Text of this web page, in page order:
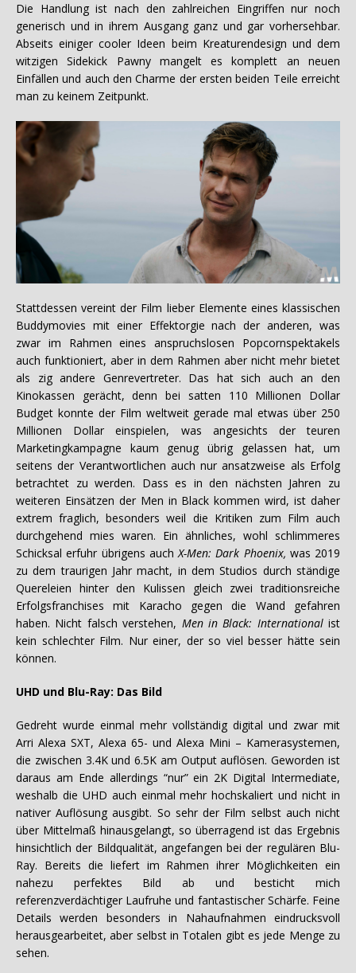
Die Handlung ist nach den zahlreichen Eingriffen nur noch
generisch und in ihrem Ausgang ganz und gar vorhersehbar.
Abseits einiger cooler Ideen beim Kreaturendesign und dem
witzigen Sidekick Pawny mangelt es komplett an neuen
Einfällen und auch den Charme der ersten beiden Teile erreicht
man zu keinem Zeitpunkt.
Stattdessen vereint der Film lieber Elemente eines klassischen
Buddymovies mit einer Effektorgie nach der anderen, was
zwar im Rahmen eines anspruchslosen Popcornspektakels
auch funktioniert, aber in dem Rahmen aber nicht mehr bietet
als zig andere Genrevertreter. Das hat sich auch an den
Kinokassen gerächt, denn bei satten 110 Millionen Dollar
Budget konnte der Film weltweit gerade mal etwas über 250
Millionen Dollar einspielen, was angesichts der teuren
Marketingkampagne kaum genug übrig gelassen hat, um
seitens der Verantwortlichen auch nur ansatzweise als Erfolg
betrachtet zu werden. Dass es in den nächsten Jahren zu
weiteren Einsätzen der Men in Black kommen wird, ist daher
extrem fraglich, besonders weil die Kritiken zum Film auch
durchgehend mies waren. Ein ähnliches, wohl schlimmeres
Schicksal erfuhr übrigens auchX-Men: Dark Phoenix, was 2019
zu dem traurigen Jahr macht, in dem Studios durch ständige
Quereleien hinter den Kulissen gleich zwei traditionsreiche
Erfolgsfranchises mit Karacho gegen die Wand gefahren
haben. Nicht falsch verstehen, Men in Black: Internationalist
kein schlechter Film. Nur einer, der so viel besser hätte sein
können.
UHD und Blu-Ray: Das Bild
Gedreht wurde einmal mehr vollständig digital und zwar mit
Arri Alexa SXT, Alexa 65- und Alexa Mini – Kamerasystemen,
die zwischen 3.4K und 6.5K am Output auflösen. Geworden ist
daraus am Ende allerdings “nur” ein 2K Digital Intermediate,
weshalb die UHD auch einmal mehr hochskaliert und nicht in
nativer Auflösung ausgibt. So sehr der Film selbst auch nicht
über Mittelmaß hinausgelangt, so überragend ist das Ergebnis
hinsichtlich der Bildqualität, angefangen bei der regulären Blu-
Ray. Bereits die liefert im Rahmen ihrer Möglichkeiten ein
nahezu perfektes Bild ab und besticht mich
referenzverdächtiger Laufruhe und fantastischer Schärfe. Feine
Details werden besonders in Nahaufnahmen eindrucksvoll
herausgearbeitet, aber selbst in Totalen gibt es jede Menge zu
sehen.